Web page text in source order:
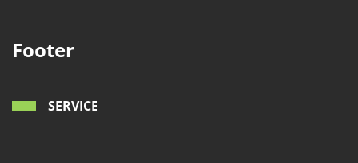
Footer
SERVICE